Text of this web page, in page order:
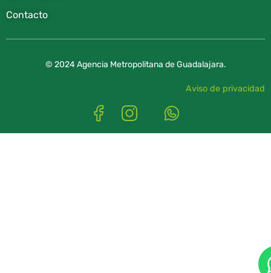
Contacto
© 2024 Agencia Metropolitana de Guadalajara.
Aviso de privacidad